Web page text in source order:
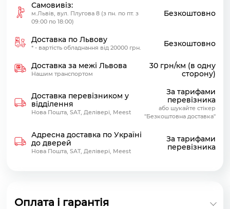
Самовивіз:
м.Львів, вул. Плугова 8 (з пн. по пт. з
09:00 по 18:00)
Безкоштовно
Доставка по Львову
* - вартість обладнання від 20000 грн. Безкоштовно
Доставка за межі Львова
Нашим транспортом
30 грн/км (в одну
сторону)
Доставка перевізником у
відділення
Нова Пошта, SAT, Делівері, Meest
За тарифами
перевізника
або шукайте стікер
"Безкоштовна доставка"
Адресна доставка по Україні
до дверей
Нова Пошта, SAT, Делівері, Meest
За тарифами
перевізника
Оплата і гарантія